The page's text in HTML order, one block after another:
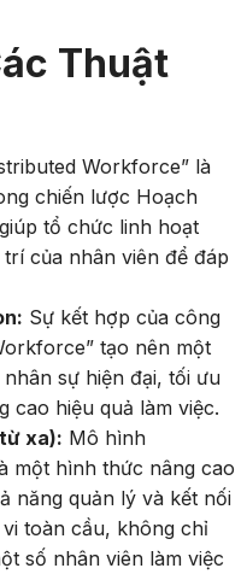
Thuật
Workforce” là
chiến lược Hoạch
tổ chức linh hoạt
của nhân viên để đáp
Sự kết hợp của công
tạo nên một
sự hiện đại, tối ưu
cao hiệu quả làm việc.
xa): Mô hình
một hình thức nâng cao
năng quản lý và kết nối
toàn cầu, không chỉ
số nhân viên làm việc